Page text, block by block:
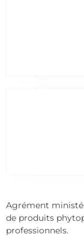
Agrément
de produits
professionnels.